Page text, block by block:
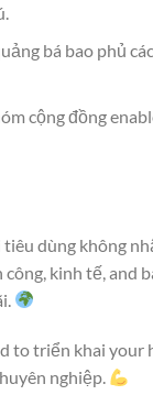
bá bao phủ
cộng đồng
dùng không
công, kinh tế, and
to triển khai your
nghiệp.